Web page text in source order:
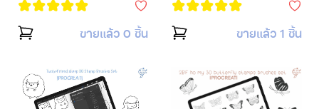
ขายแล้ว 0 ชิ้น ขายแล้ว 1 ชิ้น